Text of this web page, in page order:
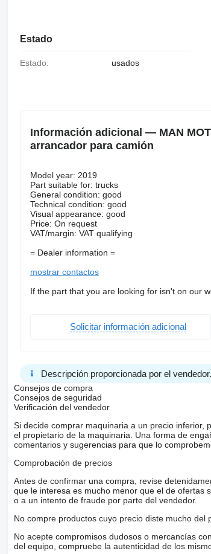
Estado
Estado: usados
Información adicional — MAN
arrancador para camión
Model year: 2019
Part suitable for: trucks
General condition: good
Technical condition: good
Visual appearance: good
Price: On request
VAT/margin: VAT qualifying
= Dealer information =
mostrar contactos
If the part that you are looking for isn't on our
Solicitar información adicional
Descripción proporcionada por el
Consejos de compra
Consejos de seguridad
Verificación del vendedor
Si decide comprar maquinaria a un precio inferior,
el propietario de la maquinaria. Una forma de
comentarios y sugerencias para que lo
Comprobación de precios
Antes de confirmar una compra, revise
que le interesa es mucho menor que el de ofertas
o a un intento de fraude por parte del vendedor.
No compre productos cuyo precio diste mucho del
No acepte compromisos dudosos o mercancías
del equipo, compruebe la autenticidad de los